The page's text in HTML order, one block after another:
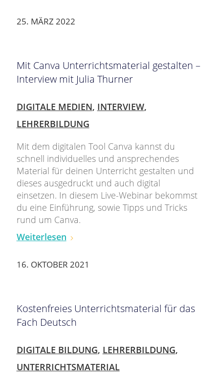
25. MÄRZ 2022
Mit Canva Unterrichtsmaterial gestalten –
Interview mit Julia Thurner
DIGITALE MEDIEN, INTERVIEW,
LEHRERBILDUNG
Mit dem digitalen Tool Canva kannst du
schnell individuelles und ansprechendes
Material für deinen Unterricht gestalten und
dieses ausgedruckt und auch digital
einsetzen. In diesem Live-Webinar bekommst
du eine Einführung, sowie Tipps und Tricks
rund um Canva.
Weiterlesen
16. OKTOBER 2021
Kostenfreies Unterrichtsmaterial für das
Fach Deutsch
DIGITALE BILDUNG, LEHRERBILDUNG,
UNTERRICHTSMATERIAL